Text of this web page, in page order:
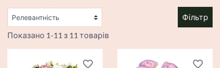
Фільтр
Показано 1-11 з 11 товарів
favorite_border favorite_border